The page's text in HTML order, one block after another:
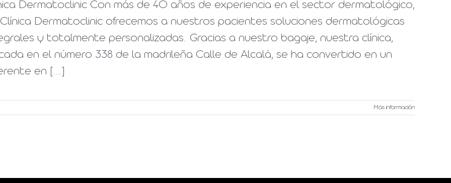
Dermatoclinic Con más de 40 años de experiencia en el sector dermatológico,
Dermatoclinic ofrecemos a nuestros pacientes soluciones dermatológicas
y totalmente personalizadas. Gracias a nuestro bagaje, nuestra clínica,
en el número 338 de la madrileña Calle de Alcalá, se ha convertido en un
en [...]
Más información